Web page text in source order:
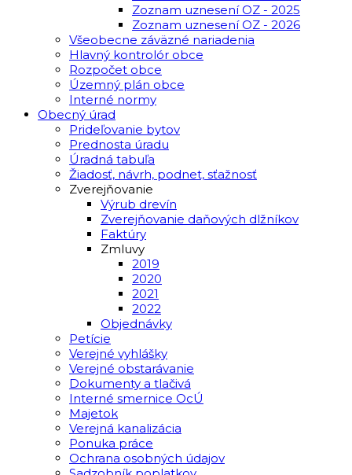
Zoznam uznesení OZ - 2025
Zoznam uznesení OZ - 2026
Všeobecne záväzné nariadenia
Hlavný kontrolór obce
Rozpočet obce
Územný plán obce
Interné normy
Obecný úrad
Prideľovanie bytov
Prednosta úradu
Úradná tabuľa
Žiadosť, návrh, podnet, sťažnosť
Zverejňovanie
Výrub drevín
Zverejňovanie daňových dlžníkov
Faktúry
Zmluvy
2019
2020
2021
2022
Objednávky
Petície
Verejné vyhlášky
Verejné obstarávanie
Dokumenty a tlačivá
Interné smernice OcÚ
Majetok
Verejná kanalizácia
Ponuka práce
Ochrana osobných údajov